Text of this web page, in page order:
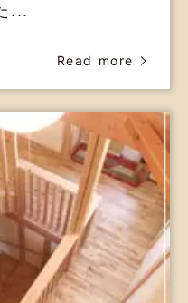
...
Read more